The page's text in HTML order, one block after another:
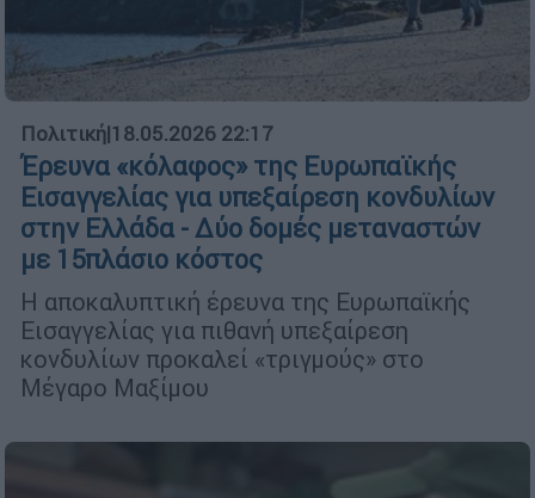
Πολιτική|18.05.2026 22:17
Έρευνα «κόλαφος» της Ευρωπαϊκής
Εισαγγελίας για υπεξαίρεση κονδυλίων
στην Ελλάδα - Δύο δομές μεταναστών
με 15πλάσιο κόστoς
Η αποκαλυπτική έρευνα της Ευρωπαϊκής
Εισαγγελίας για πιθανή υπεξαίρεση
κονδυλίων προκαλεί «τριγμούς» στο
Μέγαρο Μαξίμου